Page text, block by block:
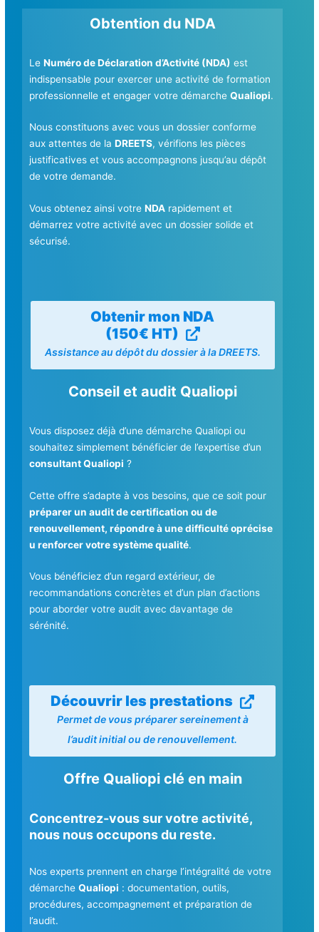
Obtention du NDA
LeNuméro de Déclaration d’Activité (NDA) est
indispensable pour exercer une activité de formation
professionnelle et engager votre démarcheQualiopi.
Nous constituons avec vous un dossier conforme
aux attentes de laDREETS, vérifions les pièces
justificatives et vous accompagnons jusqu’au dépôt
de votre demande.
Vous obtenez ainsi votreNDA rapidement et
démarrez votre activité avec un dossier solide et
sécurisé.
Obtenir mon NDA
(150€ HT)
Assistance au dépôt du dossier à la DREETS.
Conseil et audit Qualiopi
Vous disposez déjà d’une démarche Qualiopi ou
souhaitez simplement bénéficier de l’expertise d’un
consultant Qualiopi ?
Cette offre s’adapte à vos besoins, que ce soit pour
préparer un audit de certification ou de
renouvellement, répondre à une difficulté oprécise
u renforcer votre système qualité.
Vous bénéficiez d’un regard extérieur, de
recommandations concrètes et d’un plan d’actions
pour aborder votre audit avec davantage de
sérénité.
Découvrir les prestations
Permet de vous préparer sereinement à
l’audit initial ou de renouvellement.
Offre Qualiopi clé en main
Concentrez-vous sur votre activité,
nous nous occupons du reste.
Nos experts prennent en charge l’intégralité de votre
démarcheQualiopi : documentation, outils,
procédures, accompagnement et préparation de
l’audit.